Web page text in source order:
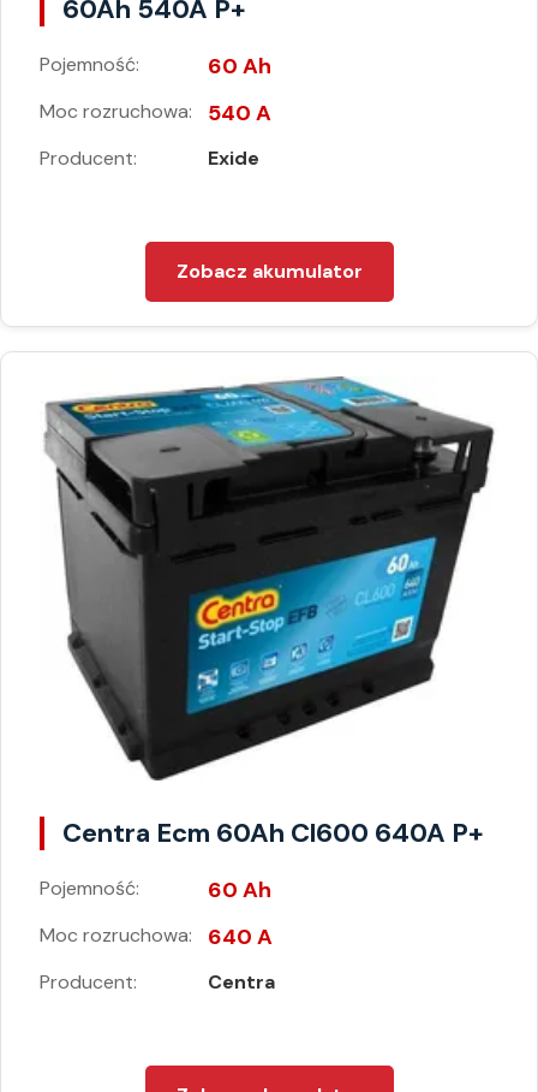
60Ah 540A P+
Pojemność: 60 Ah
Moc rozruchowa: 540 A
Producent: Exide
Zobacz akumulator
Centra Ecm 60Ah Cl600 640A P+
Pojemność: 60 Ah
Moc rozruchowa: 640 A
Producent: Centra